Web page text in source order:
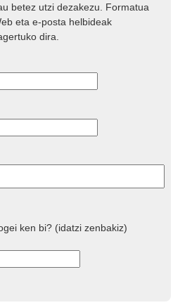
betez utzi dezakezu. Formatua
eta e-posta helbideak
dira.
ken bi? (idatzi zenbakiz)